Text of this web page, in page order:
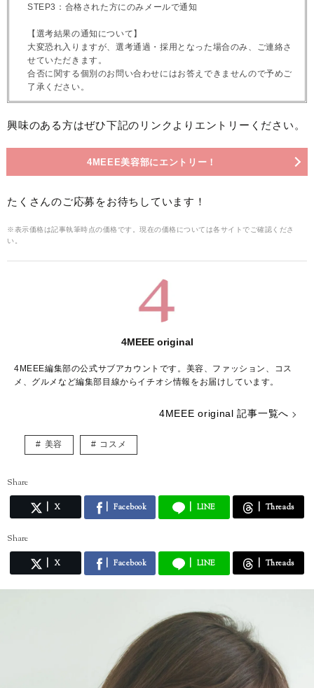
STEP3：合格された方にのみメールで通知
【選考結果の通知について】
大変恐れ入りますが、選考通過・採用となった場合のみ、ご連絡さ
せていただきます。
合否に関する個別のお問い合わせにはお答えできませんので予めご
了承ください。
興味のある方はぜひ下記のリンクよりエントリーください。
4MEEE美容部にエントリー！
たくさんのご応募をお待ちしています！
※表示価格は記事執筆時点の価格です。現在の価格については各サイトでご確認くださ
い。
4MEEE original
4MEEE編集部の公式サブアカウントです。美容、ファッション、コス
メ、グルメなど編集部目線からイチオシ情報をお届けしています。
4MEEE original 記事一覧へ
美容 コスメ
Share
X Facebook LINE Threads
Share
X Facebook LINE Threads